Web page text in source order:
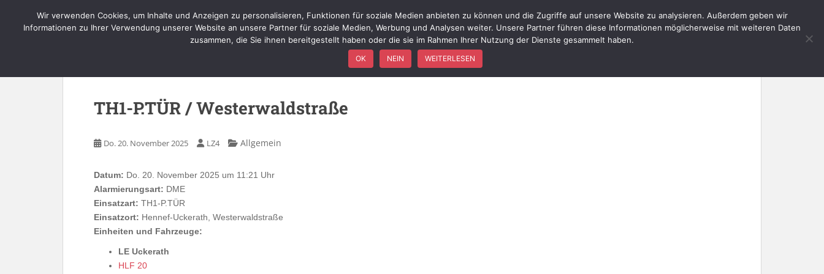
WIR ÜBER UNS FÖRDERVEREIN FAHRZEUGE EINSÄTZE AKTUELLES SERVICE KONTAKT
TH1-P.TÜR / Westerwaldstraße
Do. 20. November 2025 LZ4 Allgemein
Datum: Do. 20. November 2025 um 11:21 Uhr
Alarmierungsart: DME
Einsatzart: TH1-P.TÜR
Einsatzort: Hennef-Uckerath, Westerwaldstraße
Einheiten und Fahrzeuge:
LE Uckerath
HLF 20
Wir verwenden Cookies, um Inhalte und Anzeigen zu personalisieren, Funktionen für soziale Medien anbieten zu können und die Zugriffe auf unsere Website zu analysieren. Außerdem geben wir
Informationen zu Ihrer Verwendung unserer Website an unsere Partner für soziale Medien, Werbung und Analysen weiter. Unsere Partner führen diese Informationen möglicherweise mit weiteren Daten
zusammen, die Sie ihnen bereitgestellt haben oder die sie im Rahmen Ihrer Nutzung der Dienste gesammelt haben.
OK NEIN WEITERLESEN